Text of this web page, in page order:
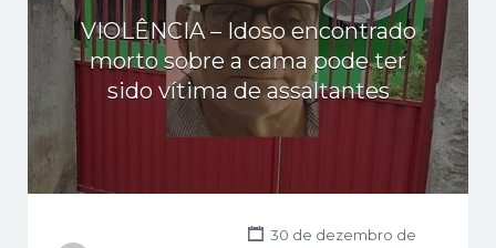
VIOLÊNCIA – Idoso encontrado
morto sobre a cama pode ter
sido vítima de assaltantes
30 de dezembro de